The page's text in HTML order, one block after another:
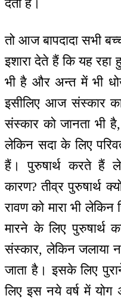
देता है।
तो आज बापदादा सभी
इशारा देते हैं कि यह
भी है और अन्त में भी
इसीलिए आज संस्कार
संस्कार को जानता भी
लेकिन सदा के लिए
हैं। पुरुषार्थ करते हैं
कारण? तीव्र पुरुषार्थ
रावण को मारा भी लेकिन
मारने के लिए पुरुषार्थ
संस्कार, लेकिन जलाया
जाता है। इसके लिए
लिए इस नये वर्ष में